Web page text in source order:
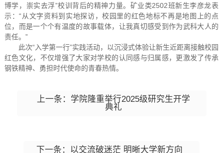
博学，崇实去浮”校训背后的精神力量。矿业类2502班新生李彦龙表
示：“从文字资料到实地探访，校园里的红色地标不再是地图上的点
位，而是一个个有温度的故事载体，让我真切感受到作为武科大人的
责任。”
此次“入学第一行”实践活动，以沉浸式体验让新生近距离接触校园
红色文化，不仅增强了大家对学校的认同感与归属感，更激发了传承
钢铁精神、勇担时代使命的青春热情。
上一条：学院隆重举行2025级研究生开学
典礼
下一条：以交流破迷茫 明晰大学新方向